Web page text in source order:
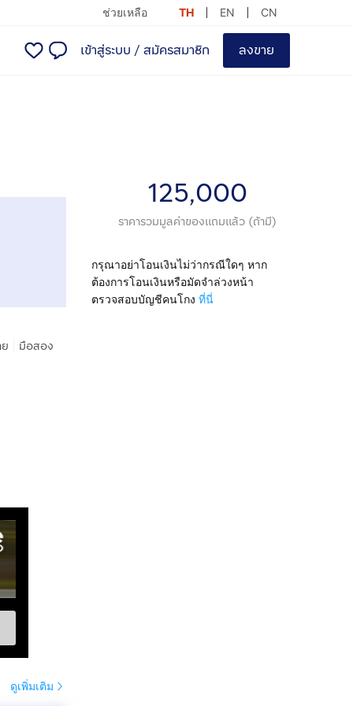
ช่วยเหลือ TH EN CN
เข้าสู่ระบบ / สมัครสมาชิก ลงขาย
มือสอง
125,000
ราคารวมมูลค่าของแถมแล้ว (ถ้ามี)
กรุณาอย่าโอนเงินไม่ว่ากรณีใดๆ หาก
ต้องการโอนเงินหรือมัดจำล่วงหน้า
ตรวจสอบบัญชีคนโกง ที่นี่
ดูเพิ่มเติม